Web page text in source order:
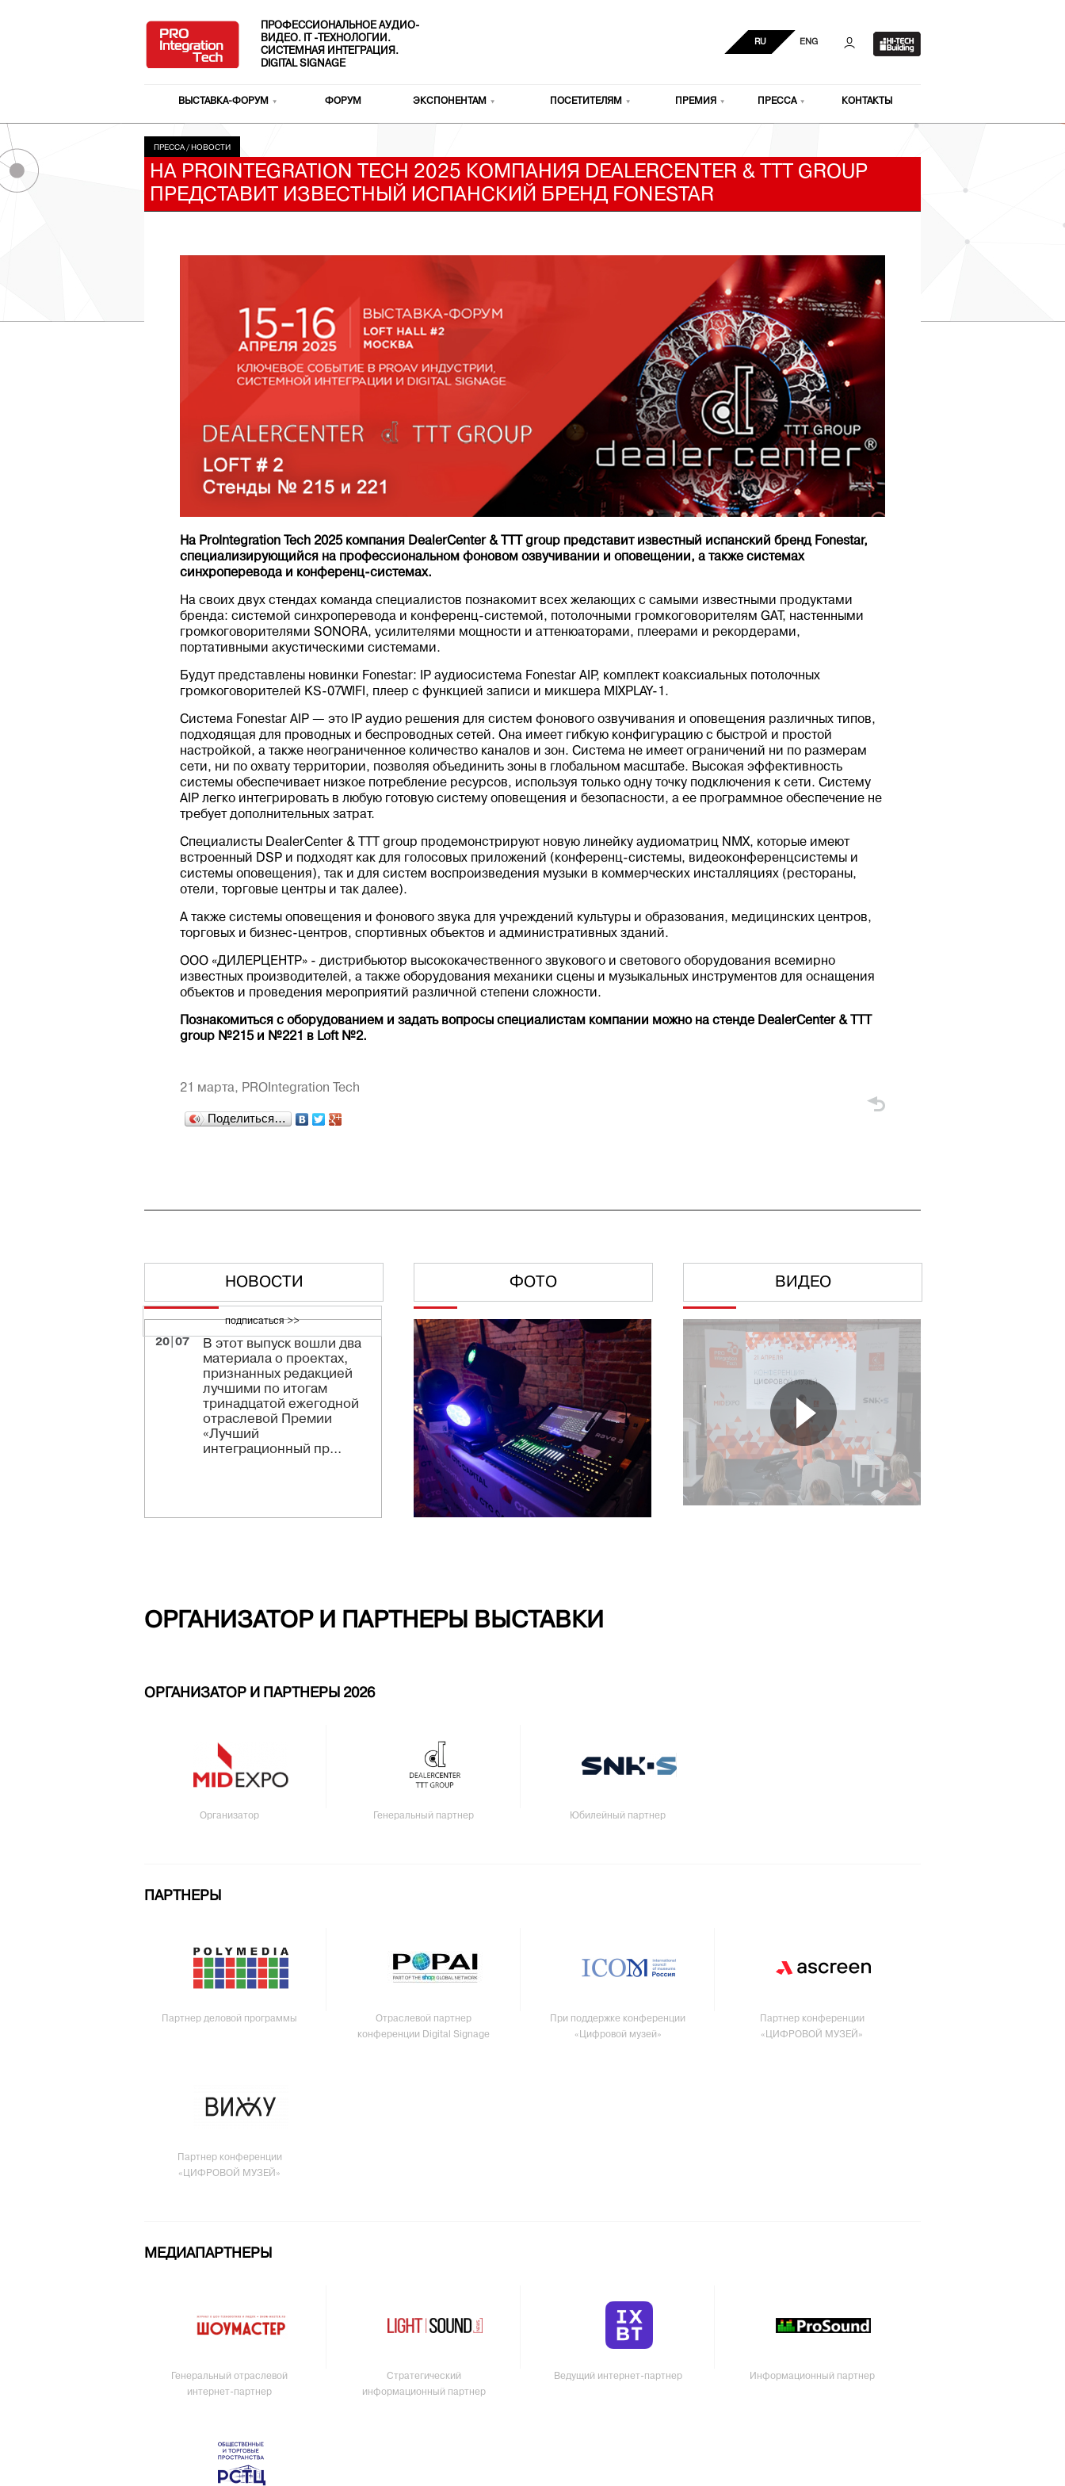
RU ENG
ПРОФЕССИОНАЛЬНОЕ АУДИО-
ВИДЕО. IT -ТЕХНОЛОГИИ.
СИСТЕМНАЯ ИНТЕГРАЦИЯ.
DIGITAL SIGNAGE
ВЫСТАВКА-ФОРУМ ФОРУМ ЭКСПОНЕНТАМ ПОСЕТИТЕЛЯМ ПРЕМИЯ ПРЕССА КОНТАКТЫ
ПРЕССА / НОВОСТИ
НА PROINTEGRATION TECH 2025 КОМПАНИЯ DEALERCENTER & TTT GROUP
ПРЕДСТАВИТ ИЗВЕСТНЫЙ ИСПАНСКИЙ БРЕНД FONESTAR
На ProIntegration Tech 2025 компания DealerCenter & TTT group представит известный испанский бренд Fonestar,
специализирующийся на профессиональном фоновом озвучивании и оповещении, а также системах
синхроперевода и конференц-системах.
На своих двух стендах команда специалистов познакомит всех желающих с самыми известными продуктами
бренда: системой синхроперевода и конференц-системой, потолочными громкоговорителям GAT, настенными
громкоговорителями SONORA, усилителями мощности и аттенюаторами, плеерами и рекордерами,
портативными акустическими системами.
Будут представлены новинки Fonestar: IP аудиосистема Fonestar AIP, комплект коаксиальных потолочных
громкоговорителей KS-07WIFI, плеер с функцией записи и микшера MIXPLAY-1.
Система Fonestar AIP — это IP аудио решения для систем фонового озвучивания и оповещения различных типов,
подходящая для проводных и беспроводных сетей. Она имеет гибкую конфигурацию с быстрой и простой
настройкой, а также неограниченное количество каналов и зон. Система не имеет ограничений ни по размерам
сети, ни по охвату территории, позволяя объединить зоны в глобальном масштабе. Высокая эффективность
системы обеспечивает низкое потребление ресурсов, используя только одну точку подключения к сети. Систему
AIP легко интегрировать в любую готовую систему оповещения и безопасности, а ее программное обеспечение не
требует дополнительных затрат.
Специалисты DealerCenter & TTT group продемонстрируют новую линейку аудиоматриц NMX, которые имеют
встроенный DSP и подходят как для голосовых приложений (конференц-системы, видеоконференцсистемы и
системы оповещения), так и для систем воспроизведения музыки в коммерческих инсталляциях (рестораны,
отели, торговые центры и так далее).
А также системы оповещения и фонового звука для учреждений культуры и образования, медицинских центров,
торговых и бизнес-центров, спортивных объектов и административных зданий.
ООО «ДИЛЕРЦЕНТР» - дистрибьютор высококачественного звукового и светового оборудования всемирно
известных производителей, а также оборудования механики сцены и музыкальных инструментов для оснащения
объектов и проведения мероприятий различной степени сложности.
Познакомиться с оборудованием и задать вопросы специалистам компании можно на стенде DealerCenter & TTT
group №215 и №221 в Loft №2.
21 марта, PROIntegration Tech
Поделиться…
НОВОСТИ
подписаться >>
20|07
В этот выпуск вошли два
материала о проектах,
признанных редакцией
лучшими по итогам
тринадцатой ежегодной
отраслевой Премии
«Лучший
интеграционный пр...
ФОТО ВИДЕО
ОРГАНИЗАТОР И ПАРТНЕРЫ ВЫСТАВКИ
ОРГАНИЗАТОР И ПАРТНЕРЫ 2026
Организатор Генеральный партнер Юбилейный партнер
ПАРТНЕРЫ
Партнер деловой программы
Отраслевой партнер
конференции Digital Signage
При поддержке конференции
«Цифровой музей»
Партнер конференции
«ЦИФРОВОЙ МУЗЕЙ»
Партнер конференции
«ЦИФРОВОЙ МУЗЕЙ»
МЕДИАПАРТНЕРЫ
Генеральный отраслевой
интернет-партнер
Стратегический
информационный партнер
Ведущий интернет-партнер Информационный партнер